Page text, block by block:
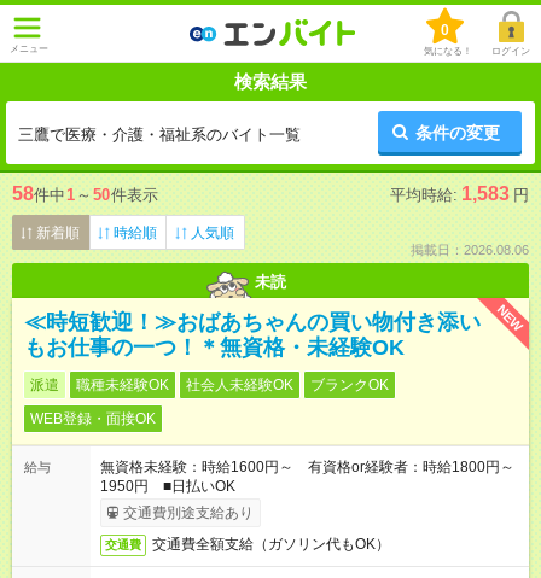
メニュー
0
気になる！ ログイン
検索結果
三鷹で医療・介護・福祉系のバイト一覧 条件の変更
58件中1 ～ 50件表示 平均時給: 1,583 円
新着順 時給順 人気順
掲載日：2026.08.06
未読
NEW
≪時短歓迎！≫おばあちゃんの買い物付き添い
もお仕事の一つ！＊無資格・未経験OK
派遣 職種未経験OK 社会人未経験OK
ブランクOK
WEB登録・面接OK
給与
無資格未経験：時給1600円～ 有資格or経験者：時給1800円～
1950円 ■日払いOK
交通費別途支給あり
交通費 交通費全額支給（ガソリン代もOK）